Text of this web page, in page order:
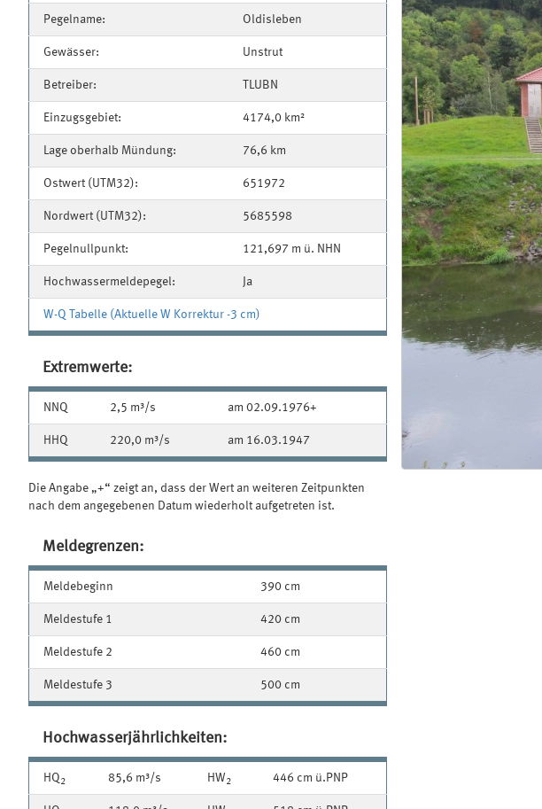
Pegelname: Oldisleben
Gewässer: Unstrut
Betreiber: TLUBN
Einzugsgebiet: 4174,0 km²
Lage oberhalb Mündung: 76,6 km
Ostwert (UTM32): 651972
Nordwert (UTM32): 5685598
Pegelnullpunkt: 121,697 m ü. NHN
Hochwassermeldepegel: Ja
W-Q Tabelle (Aktuelle W Korrektur -3 cm)
Extremwerte:
NNQ 2,5 m³/s am 02.09.1976+
HHQ 220,0 m³/s am 16.03.1947
Die Angabe „+“ zeigt an, dass der Wert an weiteren Zeitpunkten
nach dem angegebenen Datum wiederholt aufgetreten ist.
Meldegrenzen:
Meldebeginn 390 cm
Meldestufe 1 420 cm
Meldestufe 2 460 cm
Meldestufe 3 500 cm
Hochwasserjährlichkeiten:
HQ 2 85,6 m³/s HW 2 446 cm ü.PNP